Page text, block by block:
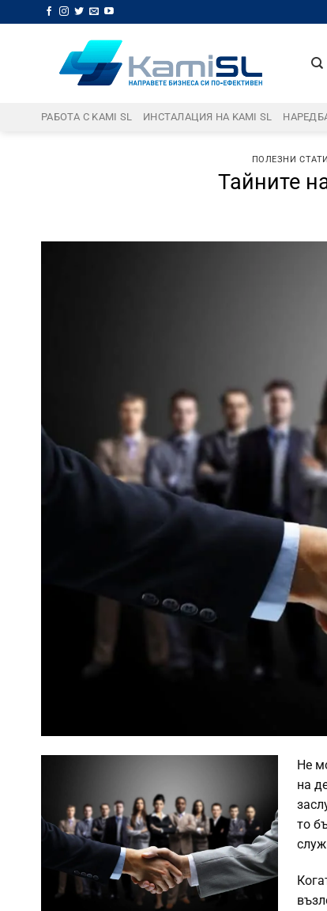
to
РАБОТА С KAMI SL ИНСТАЛАЦИЯ НА KAMI SL
ПОЛЕЗНИ
Тайните
Не
на
то